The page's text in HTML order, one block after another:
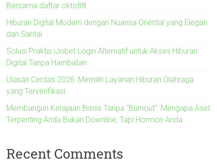
Bersama daftar okto88
Hiburan Digital Modern dengan Nuansa Oriental yang Elegan
dan Santai
Solusi Praktis iJobet Login Alternatif untuk Akses Hiburan
Digital Tanpa Hambatan
Ulasan Cerdas 2026: Memilih Layanan Hiburan Olahraga
yang Terverifikasi
Membangun Kerajaan Bisnis Tanpa “Burnout”: Mengapa Aset
Terpenting Anda Bukan Downline, Tapi Hormon Anda
Recent Comments